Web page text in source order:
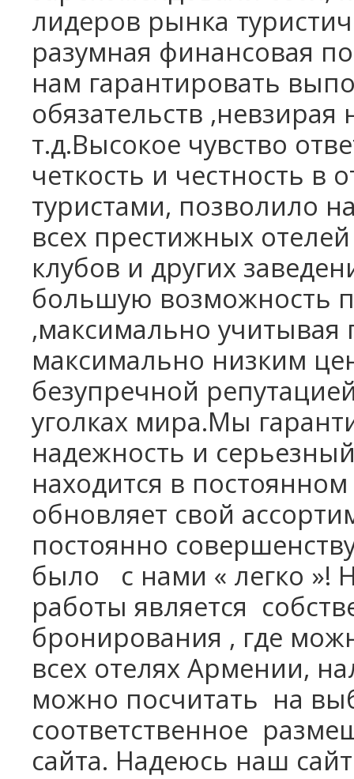
Санаторий Джермук Ашхар 8 дней
Винный Тур - 4 дня
Школьные каникулы в Армении -
5 дней
Школьные каникулы в Армении -
лидеров рынка
разумная финансовая
нам гарантировать
обязательств
т.д.Высокое чувство
четкость и честность
туристами, позволило
всех престижных
клубов и других
большую возможность
,максимально учитывая
максимально низким
безупречной
уголках мира.Мы
надежность и
находится в
обновляет свой
постоянно
было с нами « легко
работы является
бронирования , где
всех отелях Армении,
можно посчитать на
соответственное
сайта. Надеюсь наш